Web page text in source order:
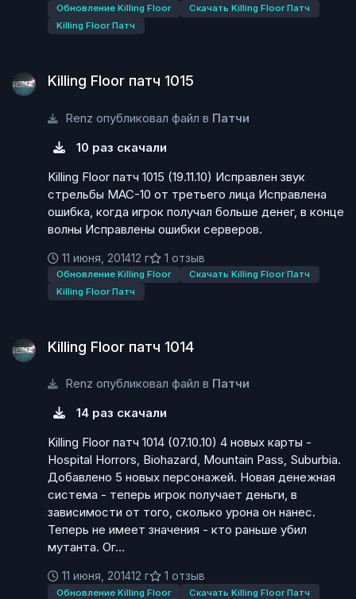
Обновление Killing Floor
Скачать Killing Floor Патч
Killing Floor Патч
Killing Floor патч 1015
Renz опубликовал файл в Патчи
10 раз скачали
Killing Floor патч 1015 (19.11.10) Исправлен звук
стрельбы МАС-10 от третьего лица Исправлена
ошибка, когда игрок получал больше денег, в конце
волны Исправлены ошибки серверов.
11 июня, 201412 г 1 отзыв
Обновление Killing Floor
Скачать Killing Floor Патч
Killing Floor Патч
Killing Floor патч 1014
Renz опубликовал файл в Патчи
14 раз скачали
Killing Floor патч 1014 (07.10.10) 4 новых карты -
Hospital Horrors, Biohazard, Mountain Pass, Suburbia.
Добавлено 5 новых персонажей. Новая денежная
система - теперь игрок получает деньги, в
зависимости от того, сколько урона он нанес.
Теперь не имеет значения - кто раньше убил
мутанта. Ог...
11 июня, 201412 г 1 отзыв
Обновление Killing Floor
Скачать Killing Floor Патч